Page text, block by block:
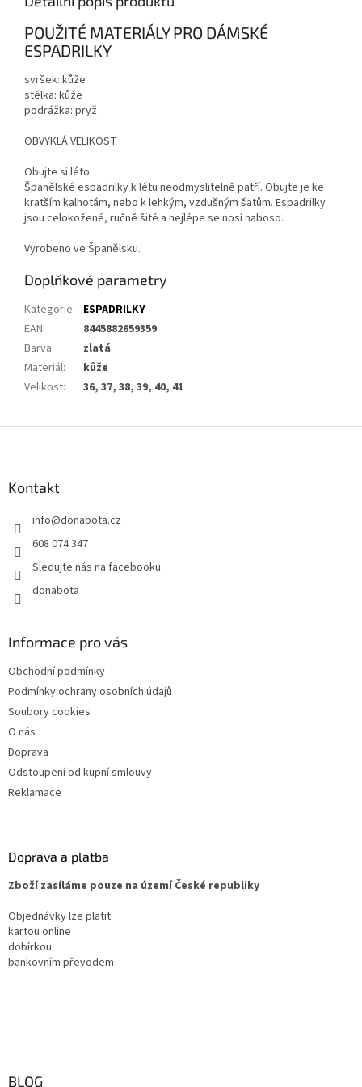
POUŽITÉ MATERIÁLY PRO DÁMSKÉ
ESPADRILKY
svršek: kůže
stélka: kůže
podrážka: pryž
OBVYKLÁ VELIKOST
Obujte si léto.
Španělské espadrilky k létu neodmyslitelně patří. Obujte je ke
kratším kalhotám, nebo k lehkým, vzdušným šatům. Espadrilky
jsou celokožené, ručně šité a nejlépe se nosí naboso.
Vyrobeno ve Španělsku.
Doplňkové parametry
Kategorie: ESPADRILKY
EAN:
8445882659359
Barva:
zlatá
Materiál:
kůže
Velikost: 36, 37, 38, 39, 40, 41
Kontakt
info@donabota.cz
608 074 347
Sledujte nás na facebooku.
donabota
Informace pro vás
Obchodní podmínky
Podmínky ochrany osobních údajů
Soubory cookies
O nás
Doprava
Odstoupení od kupní smlouvy
Reklamace
Doprava a platba
Zboží zasíláme pouze na území České republiky
Objednávky lze platit:
kartou online
dobírkou
bankovním převodem
BLOG